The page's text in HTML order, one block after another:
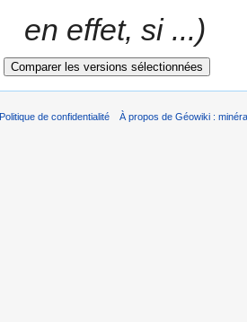
en effet, si ...)
Politique de confidentialité À propos de Géowiki :